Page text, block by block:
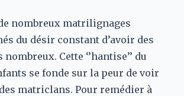
nombreux matrilignages
du désir constant d’avoir des
Cette ‘’hantise’’ du
se fonde sur la peur de voir
matriclans. Pour remédier à